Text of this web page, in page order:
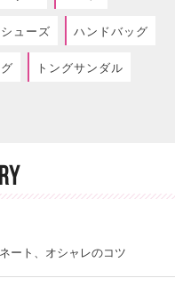
シューズ ハンドバッグ
トングサンダル
ート、オシャレのコツ